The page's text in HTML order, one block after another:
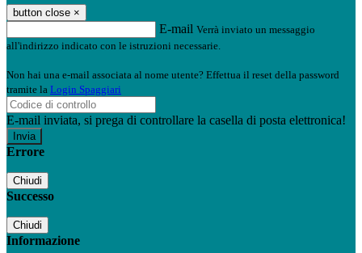
button close ×
E-mail Verrà inviato un messaggio
all'indirizzo indicato con le istruzioni necessarie.
Non hai una e-mail associata al nome utente? Effettua il reset della password
tramite la Login Spaggiari
E-mail inviata, si prega di controllare la casella di posta elettronica!
Errore
Chiudi
Successo
Chiudi
Informazione